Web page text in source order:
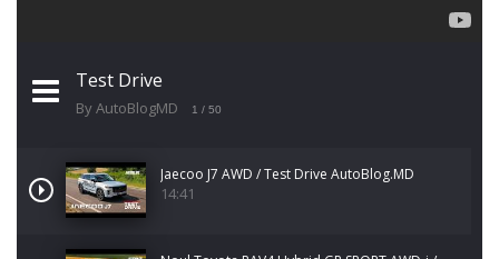
Test Drive
By AutoBlogMD 1 / 50
Jaecoo J7 AWD / Test Drive AutoBlog.MD
14:41